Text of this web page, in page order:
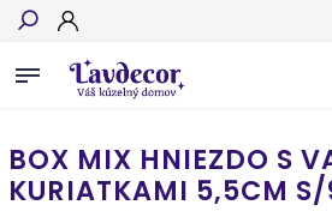
BOX MIX HNIEZDO S
KURIATKAMI 5,5CM